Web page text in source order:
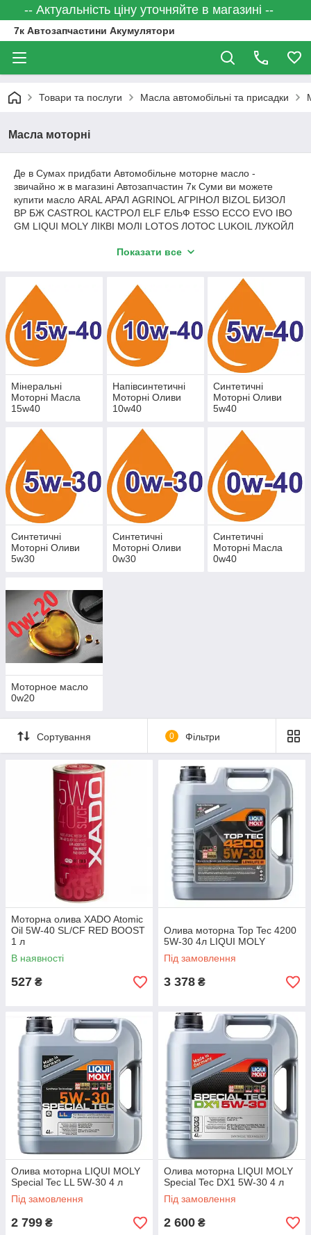
-- Актуальність ціну уточняйте в магазині --
7к Автозапчастини Акумулятори
Товари та послуги Масла автомобільні та присадки
Масла моторні
Де в Сумах придбати Автомобільне моторне масло -
звичайно ж в магазині Автозапчастин 7к Суми ви можете
купити масло ARAL АРАЛ AGRINOL АГРІНОЛ BIZOL БИЗОЛ
BP БЖ CASTROL КАСТРОЛ ELF ЕЛЬФ ESSO ЕССО EVO ІВО
GM LIQUI MOLY ЛІКВІ МОЛІ LOTOS ЛОТОС LUKOIL ЛУКОЙЛ
МОТЮЛЬ nanoprotec " (нанопротек) НАНОРОТЕК NESTE OIL
ТОТАЛ WOLF ВОЛЬФ WOLVER ВОЛЬВЕР ZIC ЗІК
Огляд на Ютуб -
https://avto7k.com.ua/g17012797-masla-
motornye
Показати все
Мінеральні
Моторні Масла
15w40
Напівсинтетичні
Моторні Оливи
10w40
Синтетичні
Моторні Оливи
5w40
Синтетичні
Моторні Оливи
5w30
Синтетичні
Моторні Оливи
0w30
Синтетичні
Моторні Масла
0w40
Моторное масло
0w20
Сортування 0 Фільтри
Моторна олива XADO Atomic
Oil 5W-40 SL/CF RED BOOST
1 л
В наявності
527 ₴
Олива моторна Top Tec 4200
5W-30 4л LIQUI MOLY
Під замовлення
3 378 ₴
Олива моторна LIQUI MOLY
Special Tec LL 5W-30 4 л
Під замовлення
2 799 ₴
Олива моторна LIQUI MOLY
Special Tec DX1 5W-30 4 л
Під замовлення
2 600 ₴